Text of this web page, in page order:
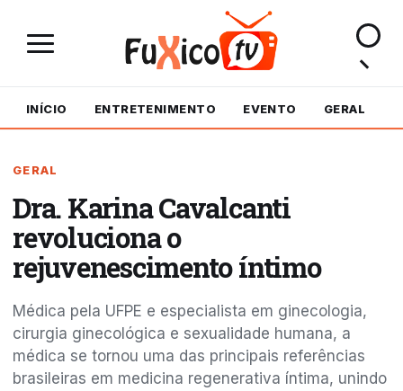
INÍCIO ENTRETENIMENTO EVENTO GERAL
GERAL
Dra. Karina Cavalcanti
revoluciona o
rejuvenescimento íntimo
Médica pela UFPE e especialista em ginecologia,
cirurgia ginecológica e sexualidade humana, a
médica se tornou uma das principais referências
brasileiras em medicina regenerativa íntima, unindo